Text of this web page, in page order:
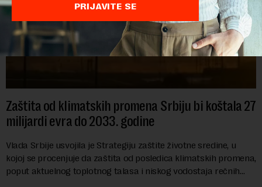
Zaštita od klimatskih promena Srbiju bi koštala 27
milijardi evra do 2033. godine
Vlada Srbije usvojila je Strategiju zaštite životne sredine, u
kojoj se procenjuje da zaštita od posledica klimatskih promena,
poput aktuelnog toplotnog talasa i niskog vodostaja rečnih
PRIJAVITE SE